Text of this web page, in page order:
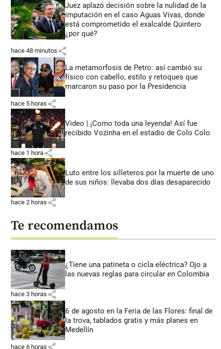
Juez aplazó decisión sobre la nulidad de la
imputación en el caso Aguas Vivas, donde
está comprometido el exalcalde Quintero
¿por qué?
hace 48 minutos share
La metamorfosis de Petro: así cambió su
físico con cabello, estilo y retoques que
marcaron su paso por la Presidencia
hace 5 horas share
Video | ¡Como toda una leyenda! Así fue
recibido Vozinha en el estadio de Colo Colo
hace 1 hora share
Luto entre los silleteros por la muerte de uno
de sus niños: llevaba dos días desaparecido
hace 2 horas share
Te recomendamos
¿Tiene una patineta o cicla eléctrica? Ojo a
las nuevas reglas para circular en Colombia
hace 3 horas share
6 de agosto en la Feria de las Flores: final de
la trova, tablados gratis y más planes en
Medellín
hace 6 horas